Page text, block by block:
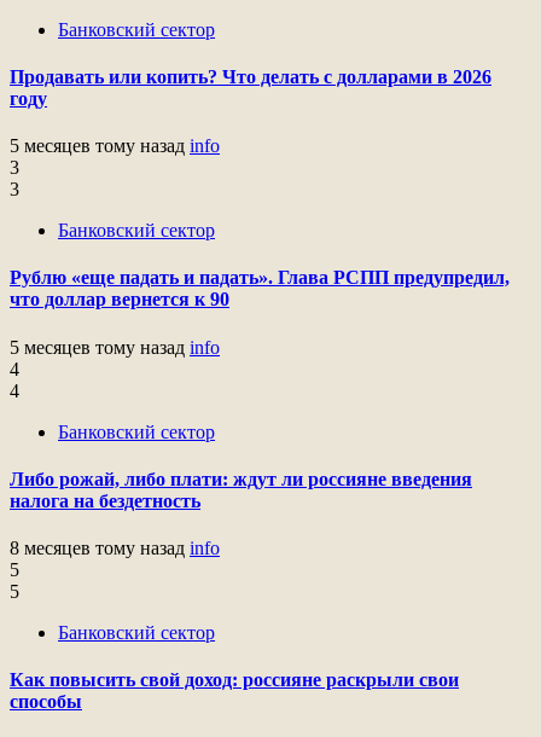
Банковский сектор
Продавать или копить? Что делать с долларами в 2026
году
5 месяцев тому назад info
3
3
Банковский сектор
Рублю «еще падать и падать». Глава РСПП предупредил,
что доллар вернется к 90
5 месяцев тому назад info
4
4
Банковский сектор
Либо рожай, либо плати: ждут ли россияне введения
налога на бездетность
8 месяцев тому назад info
5
5
Банковский сектор
Как повысить свой доход: россияне раскрыли свои
способы